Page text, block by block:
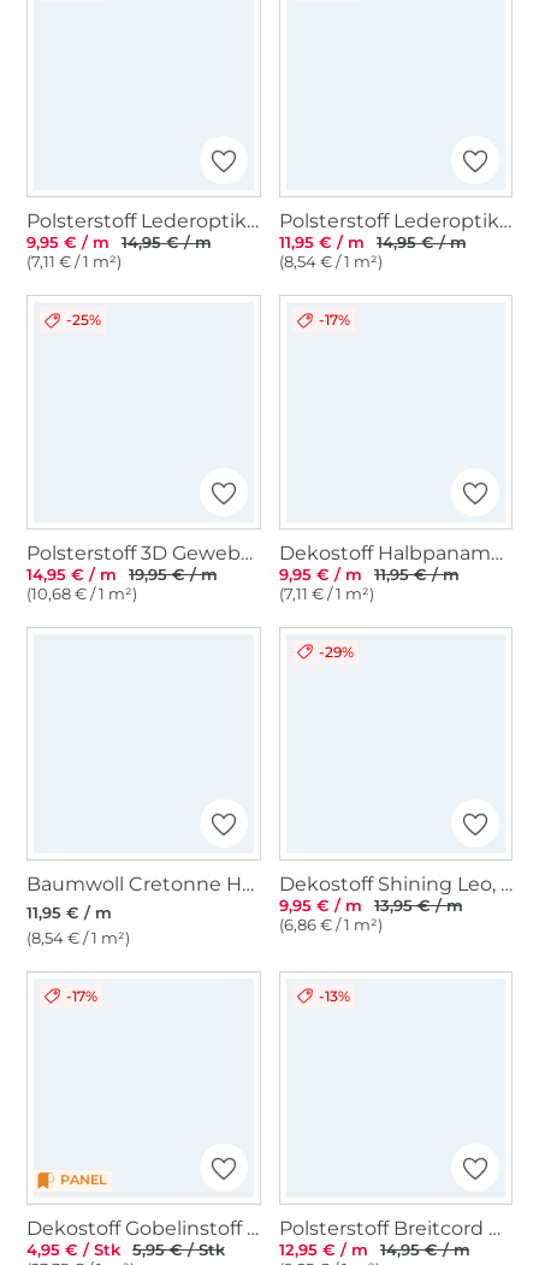
Polsterstoff Lederoptik Yuma, helltaupe
9,95 € / m
14,95 € / m
(7,11 € / 1 m²)
Polsterstoff Lederoptik Yuma, braun
11,95 € / m
14,95 € / m
(8,54 € / 1 m²)
-25%
Polsterstoff 3D Gewebe Sonic, creme
14,95 € / m
19,95 € / m
(10,68 € / 1 m²)
-17%
Dekostoff Halbpanama Maritime Signs, beige
9,95 € / m
11,95 € / m
(7,11 € / 1 m²)
Baumwoll Cretonne Hunde, beige
11,95 € / m
(8,54 € / 1 m²)
-29%
Dekostoff Shining Leo, wollweiss
9,95 € / m
13,95 € / m
(6,86 € / 1 m²)
PANEL
-17%
Dekostoff Gobelinstoff Osterhase Panel, 46 x 46 cm
4,95 € / Stk
5,95 € / Stk
-13%
Polsterstoff Breitcord Hyper, taubenblau
12,95 € / m
14,95 € / m